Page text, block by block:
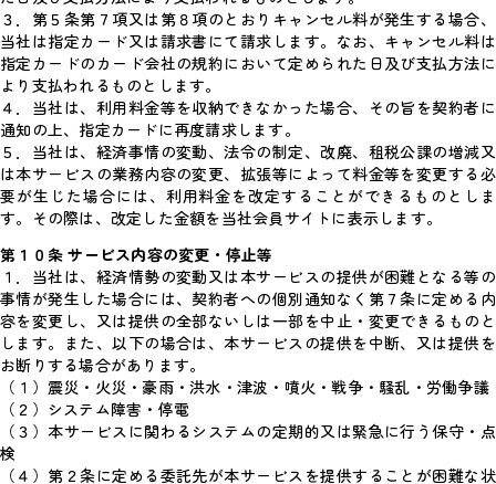
３．第５条第７項又は第８項のとおりキャンセル料が発生する場合、
当社は指定カード又は請求書にて請求します。なお、キャンセル料は
指定カードのカード会社の規約において定められた日及び支払方法に
より支払われるものとします。
４．当社は、利用料金等を収納できなかった場合、その旨を契約者に
通知の上、指定カードに再度請求します。
５．当社は、経済事情の変動、法令の制定、改廃、租税公課の増減又
は本サービスの業務内容の変更、拡張等によって料金等を変更する必
要が生じた場合には、利用料金を改定することができるものとしま
す。その際は、改定した金額を当社会員サイトに表示します。
第１０条 サービス内容の変更・停止等
１．当社は、経済情勢の変動又は本サービスの提供が困難となる等の
事情が発生した場合には、契約者への個別通知なく第７条に定める内
容を変更し、又は提供の全部ないしは一部を中止・変更できるものと
します。また、以下の場合は、本サービスの提供を中断、又は提供を
お断りする場合があります。
（１）震災・火災・豪雨・洪水・津波・噴火・戦争・騒乱・労働争議
（２）システム障害・停電
（３）本サービスに関わるシステムの定期的又は緊急に行う保守・点
検
（４）第２条に定める委託先が本サービスを提供することが困難な状